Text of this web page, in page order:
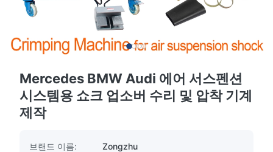
Mercedes BMW Audi 에어 서스펜션
시스템용 쇼크 업소버 수리 및 압착 기계
제작
브랜드 이름:
Zongzhu